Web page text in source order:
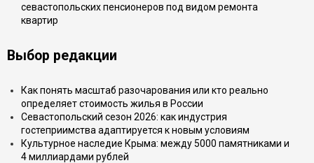
севастопольских пенсионеров под видом ремонта
квартир
Выбор редакции
Как понять масштаб разочарования или кто реально
определяет стоимость жилья в России
Севастопольский сезон 2026: как индустрия
гостеприимства адаптируется к новым условиям
Культурное наследие Крыма: между 5000 памятниками и
4 миллиардами рублей